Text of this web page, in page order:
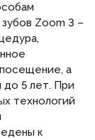
Zoom 3 –
а
до 5 лет. При
технологий
к